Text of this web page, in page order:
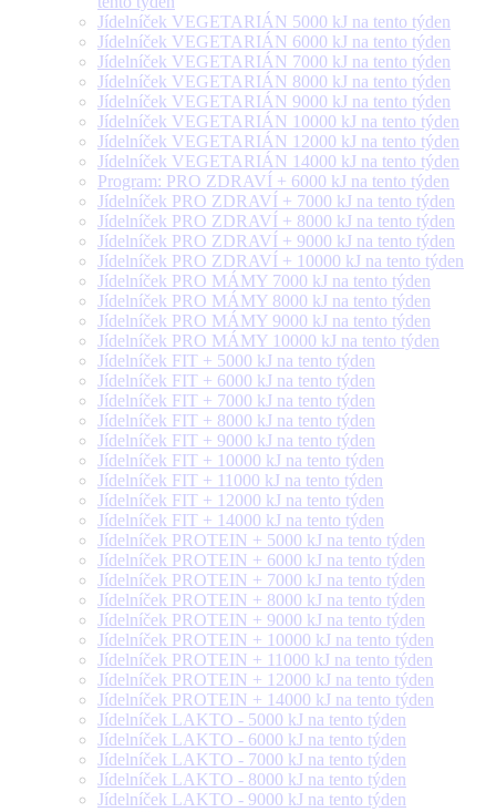
Jídelníček VEGETARIÁN 5000 kJ na tento týden
Jídelníček VEGETARIÁN 6000 kJ na tento týden
Jídelníček VEGETARIÁN 7000 kJ na tento týden
Jídelníček VEGETARIÁN 8000 kJ na tento týden
Jídelníček VEGETARIÁN 9000 kJ na tento týden
Jídelníček VEGETARIÁN 10000 kJ na tento týden
Jídelníček VEGETARIÁN 12000 kJ na tento týden
Jídelníček VEGETARIÁN 14000 kJ na tento týden
Program: PRO ZDRAVÍ + 6000 kJ na tento týden
Jídelníček PRO ZDRAVÍ + 7000 kJ na tento týden
Jídelníček PRO ZDRAVÍ + 8000 kJ na tento týden
Jídelníček PRO ZDRAVÍ + 9000 kJ na tento týden
Jídelníček PRO ZDRAVÍ + 10000 kJ na tento týden
Jídelníček PRO MÁMY 7000 kJ na tento týden
Jídelníček PRO MÁMY 8000 kJ na tento týden
Jídelníček PRO MÁMY 9000 kJ na tento týden
Jídelníček PRO MÁMY 10000 kJ na tento týden
Jídelníček FIT + 5000 kJ na tento týden
Jídelníček FIT + 6000 kJ na tento týden
Jídelníček FIT + 7000 kJ na tento týden
Jídelníček FIT + 8000 kJ na tento týden
Jídelníček FIT + 9000 kJ na tento týden
Jídelníček FIT + 10000 kJ na tento týden
Jídelníček FIT + 11000 kJ na tento týden
Jídelníček FIT + 12000 kJ na tento týden
Jídelníček FIT + 14000 kJ na tento týden
Jídelníček PROTEIN + 5000 kJ na tento týden
Jídelníček PROTEIN + 6000 kJ na tento týden
Jídelníček PROTEIN + 7000 kJ na tento týden
Jídelníček PROTEIN + 8000 kJ na tento týden
Jídelníček PROTEIN + 9000 kJ na tento týden
Jídelníček PROTEIN + 10000 kJ na tento týden
Jídelníček PROTEIN + 11000 kJ na tento týden
Jídelníček PROTEIN + 12000 kJ na tento týden
Jídelníček PROTEIN + 14000 kJ na tento týden
Jídelníček LAKTO - 5000 kJ na tento týden
Jídelníček LAKTO - 6000 kJ na tento týden
Jídelníček LAKTO - 7000 kJ na tento týden
Jídelníček LAKTO - 8000 kJ na tento týden
Jídelníček LAKTO - 9000 kJ na tento týden